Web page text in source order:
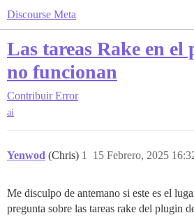
Discourse Meta
Las tareas Rake en
no funcionan
Contribuir Error
ai
Yenwod (Chris) 15 Febrero, 2025
1
Me disculpo de antemano si este es el
pregunta sobre las tareas rake del plugin